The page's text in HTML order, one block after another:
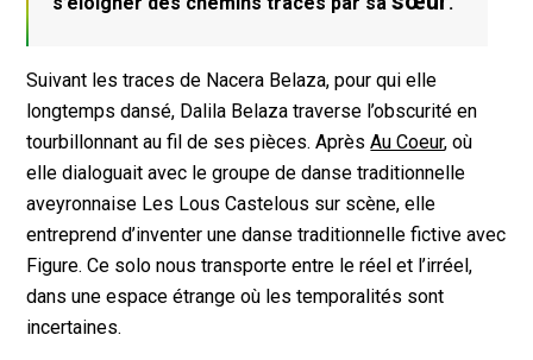
Suivant les traces de Nacera Belaza, pour qui elle
longtemps dansé, Dalila Belaza traverse l’obscurité en
tourbillonnant au fil de ses pièces. AprèsAu Coeur, où
elle dialoguait avec le groupe de danse traditionnelle
aveyronnaise Les Lous Castelous sur scène, elle
entreprend d’inventer une danse traditionnelle fictive avec
Figure. Ce solo nous transporte entre le réel et l’irréel,
dans une espace étrange où les temporalités sont
incertaines.